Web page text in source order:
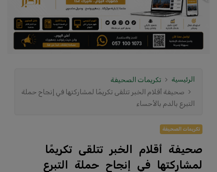
الرئيسية
تكريمات الصحيفة
صحيفة أقلام الخبر تتلقى تكريمًا لمشاركتها في إنجاح حملة
التبرع بالدم بالأحساء
تكريمات الصحيفة
صحيفة أقلام الخبر تتلقى تكريمًا
لمشاركتها في إنجاح حملة التبرع